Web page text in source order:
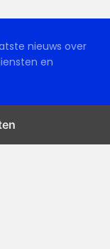
nieuws over
en